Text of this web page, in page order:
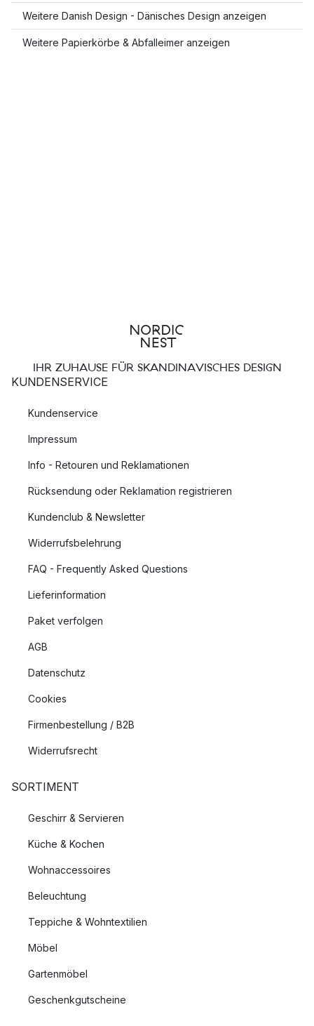
Weitere Danish Design - Dänisches Design anzeigen
Weitere Papierkörbe & Abfalleimer anzeigen
IHR ZUHAUSE FÜR SKANDINAVISCHES DESIGN
KUNDENSERVICE
Kundenservice
Impressum
Info - Retouren und Reklamationen
Rücksendung oder Reklamation registrieren
Kundenclub & Newsletter
Widerrufsbelehrung
FAQ - Frequently Asked Questions
Lieferinformation
Paket verfolgen
AGB
Datenschutz
Cookies
Firmenbestellung / B2B
Widerrufsrecht
SORTIMENT
Geschirr & Servieren
Küche & Kochen
Wohnaccessoires
Beleuchtung
Teppiche & Wohntextilien
Möbel
Gartenmöbel
Geschenkgutscheine